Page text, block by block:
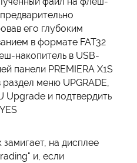
его глубоким
в формате FAT32
накопитель в USB-
панели PREMIERA X1S
раздел меню UPGRADE,
Upgrade и подтвердить
на дисплее
и, если